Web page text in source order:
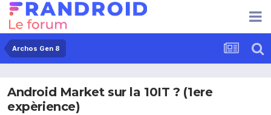
Archos Gen 8
Android Market sur la 10IT ? (1ere
expèrience)